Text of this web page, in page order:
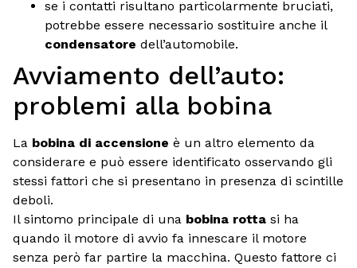
se i contatti risultano particolarmente bruciati,
potrebbe essere necessario sostituire anche il
condensatore dell’automobile.
Avviamento dell’auto:
problemi alla bobina
La bobina di accensione è un altro elemento da
considerare e può essere identificato osservando gli
stessi fattori che si presentano in presenza di scintille
deboli.
Il sintomo principale di una bobina rotta si ha
quando il motore di avvio fa innescare il motore
senza però far partire la macchina. Questo fattore ci